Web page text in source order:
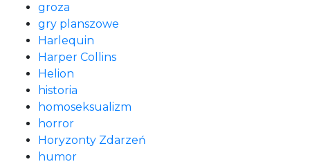
groza
gry planszowe
Harlequin
Harper Collins
Helion
historia
homoseksualizm
horror
Horyzonty Zdarzeń
humor